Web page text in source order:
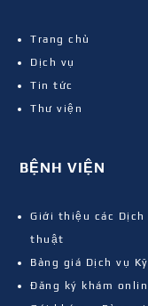
Trang chủ
Dịch vụ
Tin tức
Thư viện
BỆNH VIỆN
Giới thiệu các Dịch
thuật
Bảng giá Dịch vụ
Đăng ký khám